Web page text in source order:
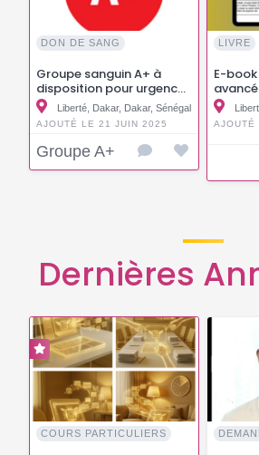
DON DE SANG
Groupe sanguin A+ à
disposition pour urgence
Liberté, Dakar, Dakar, Sénégal
AJOUTÉ LE 21 JUIN 2025
Groupe A+
LIVRE
E-book
avancé
AJOUTÉ
Dernières
COURS PARTICULIERS